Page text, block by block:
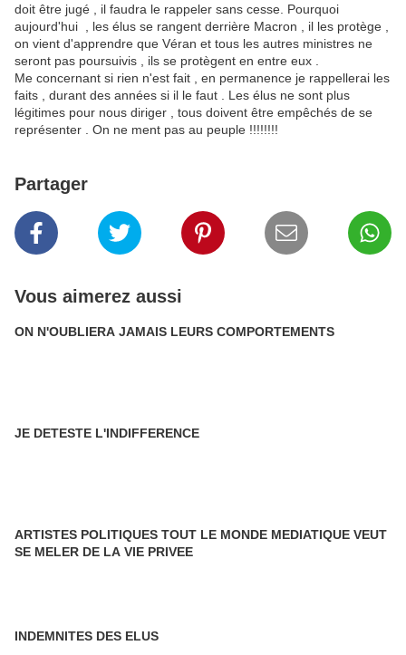
doit être jugé , il faudra le rappeler sans cesse. Pourquoi
aujourd'hui , les élus se rangent derrière Macron , il les protège ,
on vient d'apprendre que Véran et tous les autres ministres ne
seront pas poursuivis , ils se protègent en entre eux .
Me concernant si rien n'est fait , en permanence je rappellerai les
faits , durant des années si il le faut . Les élus ne sont plus
légitimes pour nous diriger , tous doivent être empêchés de se
représenter . On ne ment pas au peuple !!!!!!!!
Partager
Vous aimerez aussi
ON N'OUBLIERA JAMAIS LEURS COMPORTEMENTS
JE DETESTE L'INDIFFERENCE
ARTISTES POLITIQUES TOUT LE MONDE MEDIATIQUE VEUT
SE MELER DE LA VIE PRIVEE
INDEMNITES DES ELUS